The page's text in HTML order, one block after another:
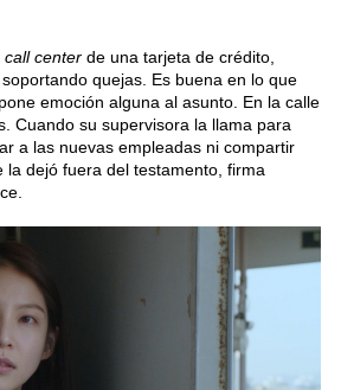
call center de una tarjeta de crédito,
quejas. Es buena en lo que
emoción alguna al asunto. En la calle
Cuando su supervisora la llama para
a las nuevas empleadas ni compartir
dejó fuera del testamento, firma